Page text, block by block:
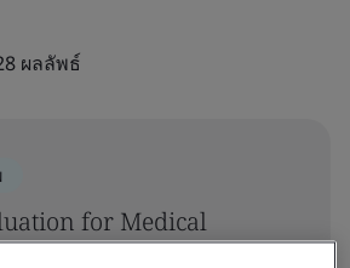
ผลลัพธ์
for Medical